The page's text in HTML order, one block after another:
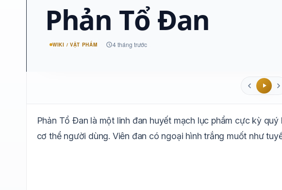
Phản Tổ Đan
WIKI / VẬT PHẨM 4 tháng trước
Trắng
Phản Tổ Đan là một linh đan huyết mạch lục phẩm cực kỳ
cơ thể người dùng. Viên đan có ngoại hình trắng muốt như